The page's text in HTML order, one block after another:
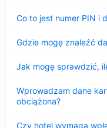
Co to jest numer PIN i
Gdzie mogę znaleźć
Jak mogę sprawdzić,
Wprowadzam dane
obciążona?
Czy hotel wymaga